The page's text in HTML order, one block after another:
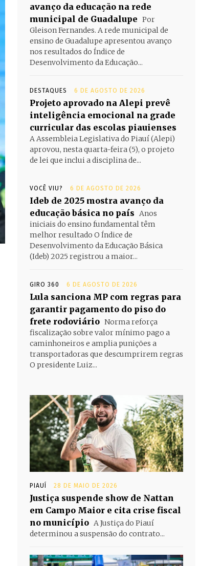
avanço da educação na rede
municipal de Guadalupe Por
Gleison Fernandes. A rede municipal de
ensino de Guadalupe apresentou avanço
nos resultados do Índice de
Desenvolvimento da Educação...
DESTAQUES 6 DE AGOSTO DE 2026
Projeto aprovado na Alepi prevê
inteligência emocional na grade
curricular das escolas piauienses
A Assembleia Legislativa do Piauí (Alepi)
aprovou, nesta quarta-feira (5), o projeto
de lei que inclui a disciplina de...
VOCÊ VIU? 6 DE AGOSTO DE 2026
Ideb de 2025 mostra avanço da
educação básica no país Anos
iniciais do ensino fundamental têm
melhor resultado O Índice de
Desenvolvimento da Educação Básica
(Ideb) 2025 registrou a maior...
GIRO 360 6 DE AGOSTO DE 2026
Lula sanciona MP com regras para
garantir pagamento do piso do
frete rodoviário Norma reforça
fiscalização sobre valor mínimo pago a
caminhoneiros e amplia punições a
transportadoras que descumprirem regras
O presidente Luiz...
PIAUÍ 28 DE MAIO DE 2026
Justiça suspende show de Nattan
em Campo Maior e cita crise fiscal
no município A Justiça do Piauí
determinou a suspensão do contrato...